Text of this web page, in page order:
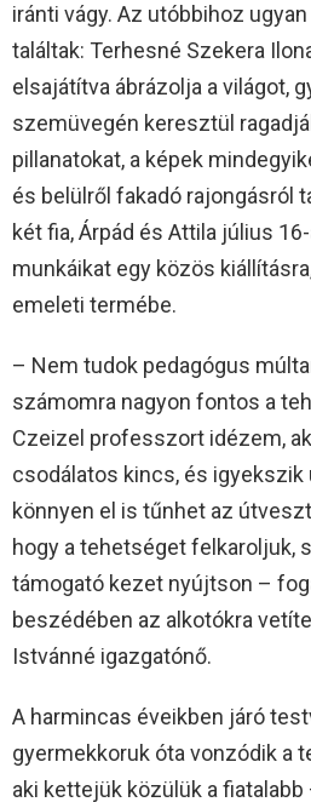
iránti vágy. Az utóbbihoz
találtak: Terhesné Szekera
elsajátítva ábrázolja a világot,
szemüvegén keresztül
pillanatokat, a képek
és belülről fakadó rajongásról
két fia, Árpád és Attila július
munkáikat egy közös
emeleti termébe.
– Nem tudok pedagógus
számomra nagyon fontos a
Czeizel professzort idézem,
csodálatos kincs, és igyekszik
könnyen el is tűnhet az
hogy a tehetséget felkaroljuk,
támogató kezet nyújtson –
beszédében az alkotókra
Istvánné igazgatónő.
A harmincas éveikben járó
gyermekkoruk óta vonzódik a
aki kettejük közülük a